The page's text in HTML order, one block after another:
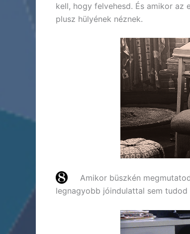
kell, hogy felvehesd. És amikor az
plusz hülyének néznek.
Amikor büszkén
legnagyobb jóindulattal sem